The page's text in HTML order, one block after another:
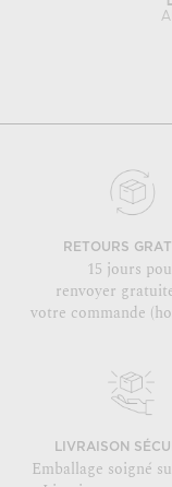
RETOURS
15 jours
renvoyer
votre commande
LIVRAISON
Emballage soigné